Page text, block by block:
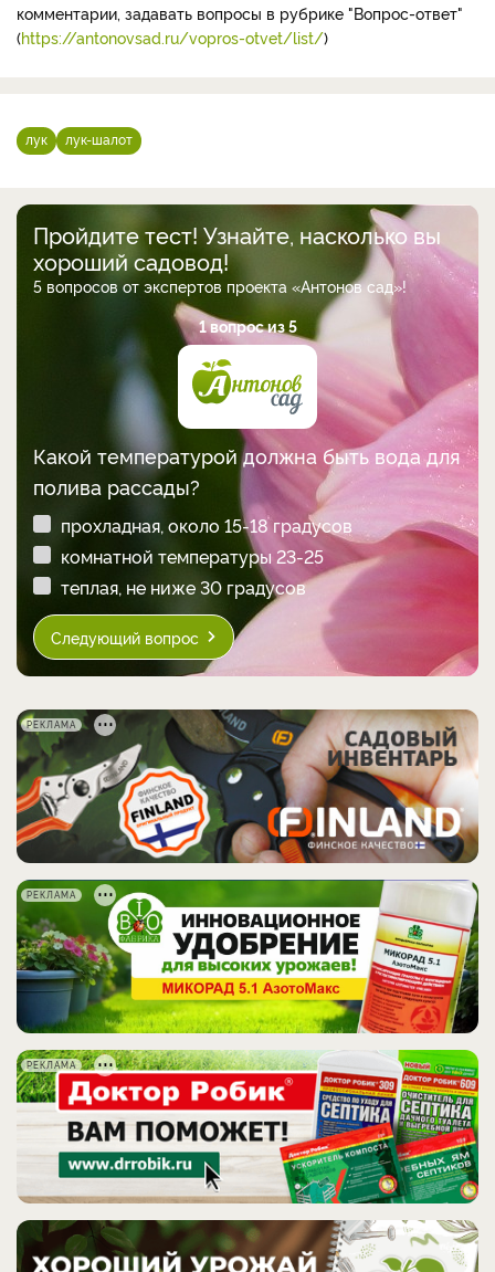
комментарии, задавать вопросы в рубрике "Вопрос-ответ"
(https://antonovsad.ru/vopros-otvet/list/)
лук лук-шалот
Пройдите тест! Узнайте, насколько вы
хороший садовод!
5 вопросов от экспертов проекта «Антонов сад»!
1 вопрос из 5
Какой температурой должна быть вода для
полива рассады?
прохладная, около 15-18 градусов
комнатной температуры 23-25
теплая, не ниже 30 градусов
Следующий вопрос
РЕКЛАМА
РЕКЛАМА
РЕКЛАМА